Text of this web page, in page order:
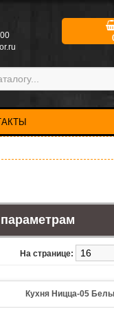
На странице:
Кухня Ницца-05